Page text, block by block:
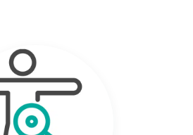
los límites de la pared
de los músculos y la fascia, y el
peritoneal. Los artículos describen